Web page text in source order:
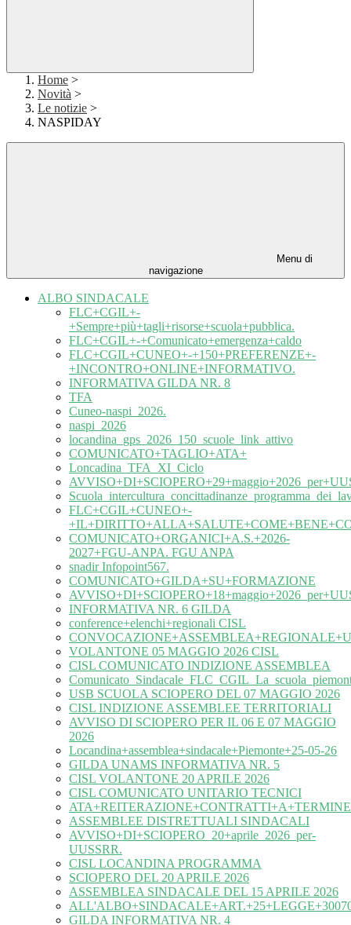
Home >
Novità >
Le notizie >
NASPIDAY
Menu di
navigazione
ALBO SINDACALE
FLC+CGIL+-
+Sempre+più+tagli+risorse+scuola+pubblica.
FLC+CGIL+-+Comunicato+emergenza+caldo
FLC+CGIL+CUNEO+-+150+PREFERENZE+-
+INCONTRO+ONLINE+INFORMATIVO.
INFORMATIVA GILDA NR. 8
TFA
Cuneo-naspi_2026.
naspi_2026
locandina_gps_2026_150_scuole_link_attivo
COMUNICATO+TAGLIO+ATA+
Loncadina_TFA_XI_Ciclo
FLC+CGIL+CUNEO+-
COMUNICATO+ORGANICI+A.S.+2026-
2027+FGU-ANPA. FGU ANPA
snadir Infopoint567.
COMUNICATO+GILDA+SU+FORMAZIONE
INFORMATIVA NR. 6 GILDA
conference+elenchi+regionali CISL
VOLANTONE 05 MAGGIO 2026 CISL
CISL COMUNICATO INDIZIONE ASSEMBLEA
USB SCUOLA SCIOPERO DEL 07 MAGGIO 2026
CISL INDIZIONE ASSEMBLEE TERRITORIALI
AVVISO DI SCIOPERO PER IL 06 E 07 MAGGIO
2026
Locandina+assemblea+sindacale+Piemonte+25-05-26
GILDA UNAMS INFORMATIVA NR. 5
CISL VOLANTONE 20 APRILE 2026
CISL COMUNICATO UNITARIO TECNICI
ATA+REITERAZIONE+CONTRATTI+A+TERMINE
ASSEMBLEE DISTRETTUALI SINDACALI
AVVISO+DI+SCIOPERO_20+aprile_2026_per-
UUSSRR.
CISL LOCANDINA PROGRAMMA
SCIOPERO DEL 20 APRILE 2026
ASSEMBLEA SINDACALE DEL 15 APRILE 2026
GILDA INFORMATIVA NR. 4